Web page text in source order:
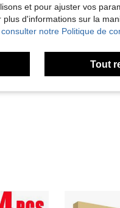
À
et pour ajuster vos
d'informations sur la
notre Politique de
Tout